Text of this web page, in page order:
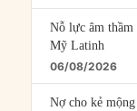
Nỗ lực âm
Mỹ Latinh
06/08/2026
Nợ cho kẻ